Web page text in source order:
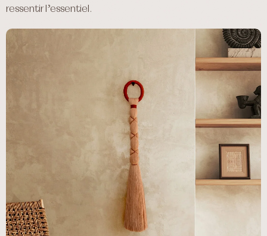
ressentir l’essentiel.